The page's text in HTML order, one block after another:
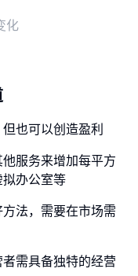
化
也可以创造盈利
服务来增加每平方
办公室等
法，需要在市场需
需具备独特的经营